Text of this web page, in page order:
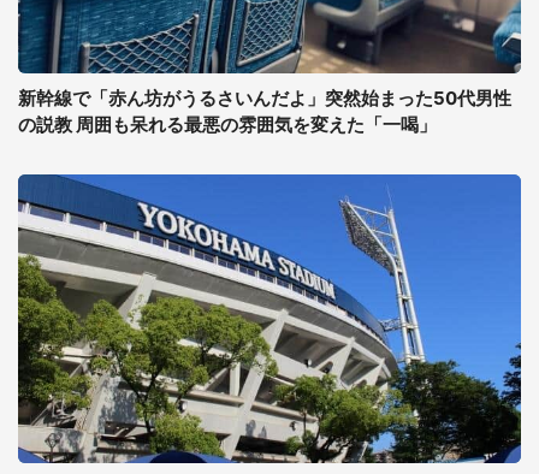
新幹線で「赤ん坊がうるさいんだよ」突然始まった50代男性
の説教 周囲も呆れる最悪の雰囲気を変えた「一喝」